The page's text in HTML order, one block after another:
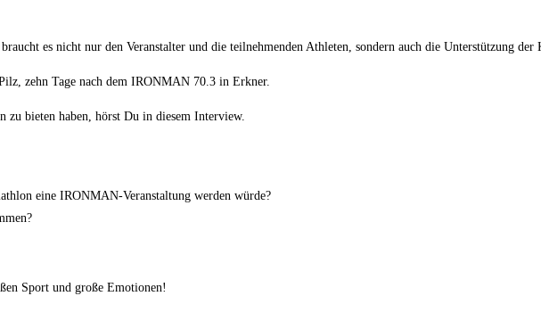
es nicht nur den Veranstalter und die teilnehmenden Athleten, sondern auch die Unterstützung
zehn Tage nach dem IRONMAN 70.3 in Erkner.
bieten haben, hörst Du in diesem Interview.
eine IRONMAN-Veranstaltung werden würde?
Sport und große Emotionen!